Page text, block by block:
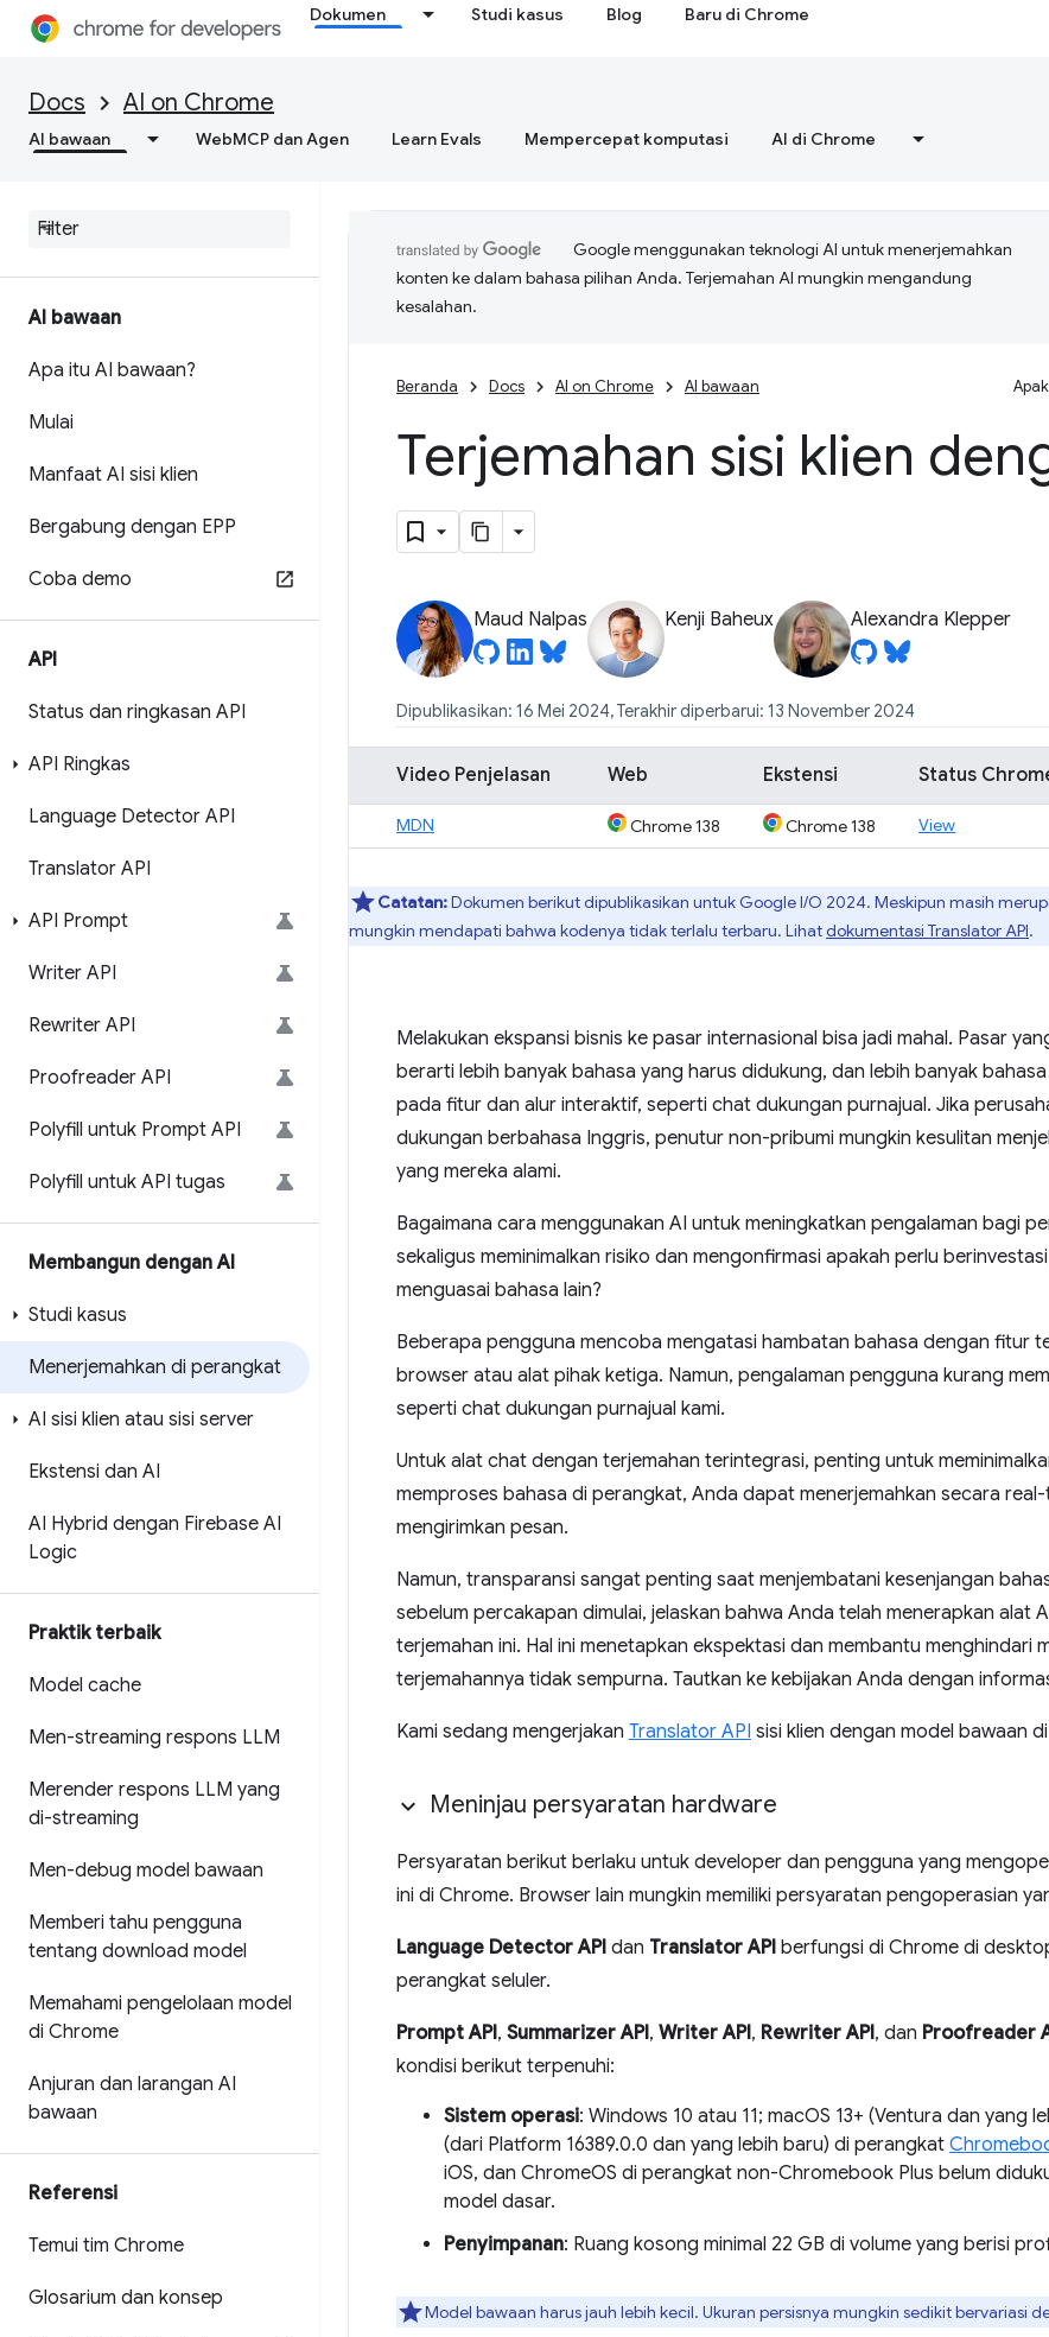
Dokumen Studi kasus Blog Baru di Chrome
Docs AI on Chrome
AI bawaan WebMCP dan Agen Learn Evals Mempercepat komputasi AI di Chrome
AI bawaan
Apa itu AI bawaan?
Mulai
Manfaat AI sisi klien
Bergabung dengan EPP
Coba demo
API
Status dan ringkasan API
API Ringkas
Language Detector API
Translator API
API Prompt
Writer API
Rewriter API
Proofreader API
Polyfill untuk Prompt API
Polyfill untuk API tugas
Membangun dengan AI
Studi kasus
Menerjemahkan di perangkat
AI sisi klien atau sisi server
Ekstensi dan AI
AI Hybrid dengan Firebase AI
Logic
Praktik terbaik
Model cache
Men-streaming respons LLM
Merender respons LLM yang
di-streaming
Men-debug model bawaan
Memberi tahu pengguna
tentang download model
Memahami pengelolaan model
di Chrome
Anjuran dan larangan AI
bawaan
Referensi
Temui tim Chrome
Glosarium dan konsep
Google menggunakan teknologi AI untuk menerjemahkan
konten ke dalam bahasa pilihan Anda. Terjemahan AI mungkin mengandung
kesalahan.
Beranda Docs AI on Chrome AI bawaan
Terjemahan sisi klien
Maud Nalpas Kenji Baheux Alexandra Klepper
Dipublikasikan: 16 Mei 2024, Terakhir diperbarui: 13 November 2024
Video Penjelasan Web Ekstensi Status
MDN Chrome 138 Chrome 138 View
Catatan:Dokumen berikut dipublikasikan untuk Google I / O 2024. Meskipun masih
mungkin mendapati bahwa kodenya tidak terlalu terbaru. Lihatdokumentasi Translator API.
Melakukan ekspansi bisnis ke pasar internasional bisa jadi mahal. Pasar
berarti lebih banyak bahasa yang harus didukung, dan lebih banyak
pada fitur dan alur interaktif, seperti chat dukungan purnajual. Jika
dukungan berbahasa Inggris, penutur non-pribumi mungkin kesulitan
yang mereka alami.
Bagaimana cara menggunakan AI untuk meningkatkan pengalaman bagi
sekaligus meminimalkan risiko dan mengonfirmasi apakah perlu
menguasai bahasa lain?
Beberapa pengguna mencoba mengatasi hambatan bahasa dengan fitur
browser atau alat pihak ketiga. Namun, pengalaman pengguna kurang
seperti chat dukungan purnajual kami.
Untuk alat chat dengan terjemahan terintegrasi, penting untuk
memproses bahasa di perangkat, Anda dapat menerjemahkan secara
mengirimkan pesan.
Namun, transparansi sangat penting saat menjembatani kesenjangan
sebelum percakapan dimulai, jelaskan bahwa Anda telah menerapkan alat
terjemahan ini. Hal ini menetapkan ekspektasi dan membantu menghindari
terjemahannya tidak sempurna. Tautkan ke kebijakan Anda dengan
Kami sedang mengerjakan Translator API sisi klien dengan model bawaan
Meninjau persyaratan hardware
Persyaratan berikut berlaku untuk developer dan pengguna yang
ini di Chrome. Browser lain mungkin memiliki persyaratan pengoperasian
Language Detector API dan Translator API berfungsi di Chrome di
perangkat seluler.
Prompt API, Summarizer API, Writer API, Rewriter API, dan Proofreader
kondisi berikut terpenuhi:
Sistem operasi: Windows 10 atau 11; macOS 13+ (Ventura dan yang
(dari Platform 16389.0.0 dan yang lebih baru) di perangkat
iOS, dan ChromeOS di perangkat non-Chromebook Plus belum
model dasar.
Penyimpanan: Ruang kosong minimal 22 GB di volume yang berisi
Model bawaan harus jauh lebih kecil. Ukuran persisnya mungkin sedikit bervariasi